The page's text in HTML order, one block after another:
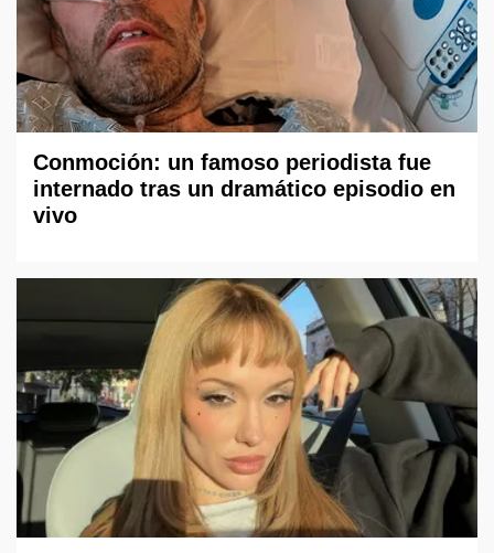
Conmoción: un famoso periodista fue
internado tras un dramático episodio en
vivo